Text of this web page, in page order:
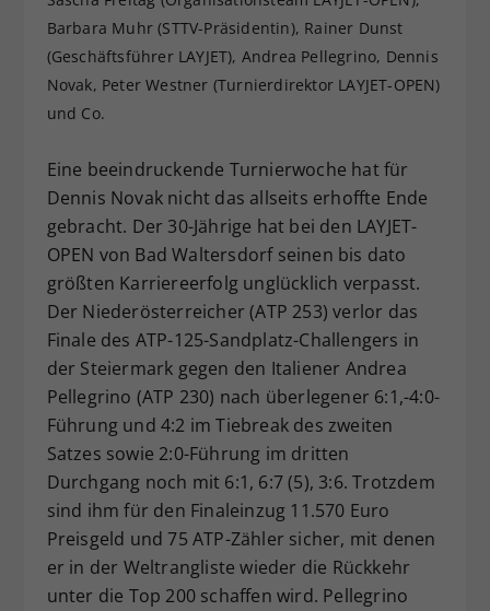
Barbara Muhr (STTV-Präsidentin), Rainer Dunst
(Geschäftsführer LAYJET), Andrea Pellegrino, Dennis
Novak, Peter Westner (Turnierdirektor LAYJET-OPEN)
und Co.
Eine beeindruckende Turnierwoche hat für
Dennis Novak nicht das allseits erhoffte Ende
gebracht. Der 30-Jährige hat bei den LAYJET-
OPEN von Bad Waltersdorf seinen bis dato
größten Karriereerfolg unglücklich verpasst.
Der Niederösterreicher (ATP 253) verlor das
Finale des ATP-125-Sandplatz-Challengers in
der Steiermark gegen den Italiener Andrea
Pellegrino (ATP 230) nach überlegener 6:1,-4:0-
Führung und 4:2 im Tiebreak des zweiten
Satzes sowie 2:0-Führung im dritten
Durchgang noch mit 6:1, 6:7 (5), 3:6. Trotzdem
sind ihm für den Finaleinzug 11.570 Euro
Preisgeld und 75 ATP-Zähler sicher, mit denen
er in der Weltrangliste wieder die Rückkehr
unter die Top 200 schaffen wird. Pellegrino
Zweck
Dieser Wert speichert Ihre Consent-
Einstellungen. Unter anderem eine
zufällig generierte ID, für die
historische Speicherung Ihrer
hat.